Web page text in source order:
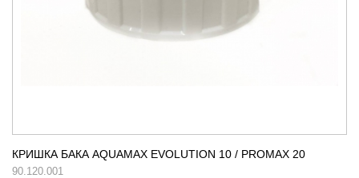
КРИШКА БАКА AQUAMAX EVOLUTION 10 / PROMAX 20
90.120.001